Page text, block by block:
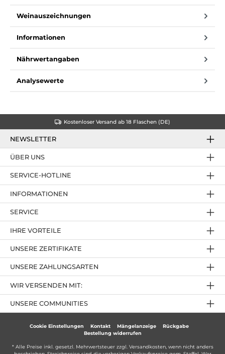
Weinauszeichnungen
Informationen
Nährwertangaben
Analysewerte
Kostenloser Versand ab 18 Flaschen (DE)
NEWSLETTER
SERVICE-HOTLINE
IHRE VORTEILE
UNSERE ZAHLUNGSARTEN
ÜBER UNS
UNSERE ZERTIFIKATE
INFORMATIONEN
SERVICE
UNSERE COMMUNITIES
WIR VERSENDEN MIT:
Cookie Einstellungen Kontakt Mängelanzeige
Rückgabe
Bestellung widerrufen
* Alle Preise inkl. gesetzl. Mehrwertsteuer zzgl. Versandkosten, wenn nicht anders